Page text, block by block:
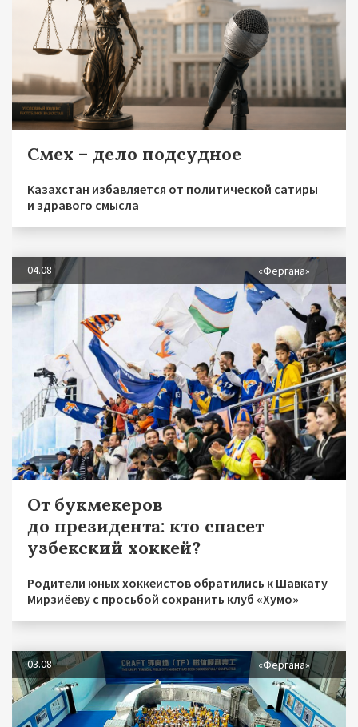
Смех – дело подсудное
Казахстан избавляется от политической сатиры
и здравого смысла
04.08 «Фергана»
От букмекеров
до президента: кто спасет
узбекский хоккей?
Родители юных хоккеистов обратились к Шавкату
Мирзиёеву с просьбой сохранить клуб «Хумо»
03.08 «Фергана»